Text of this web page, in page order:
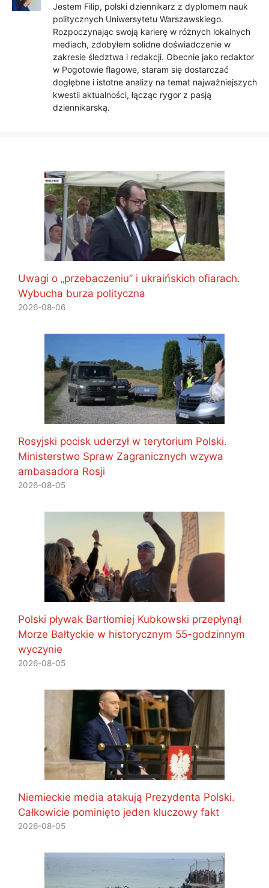
Jestem Filip, polski dziennikarz z dyplomem nauk
politycznych Uniwersytetu Warszawskiego.
Rozpoczynając swoją karierę w różnych lokalnych
mediach, zdobyłem solidne doświadczenie w
zakresie śledztwa i redakcji. Obecnie jako redaktor
w Pogotowie flagowe, staram się dostarczać
dogłębne i istotne analizy na temat najważniejszych
kwestii aktualności, łącząc rygor z pasją
dziennikarską.
Uwagi o „przebaczeniu” i ukraińskich ofiarach.
Wybucha burza polityczna
2026-08-06
Rosyjski pocisk uderzył w terytorium Polski.
Ministerstwo Spraw Zagranicznych wzywa
ambasadora Rosji
2026-08-05
Polski pływak Bartłomiej Kubkowski przepłynął
Morze Bałtyckie w historycznym 55-godzinnym
wyczynie
2026-08-05
Niemieckie media atakują Prezydenta Polski.
Całkowicie pominięto jeden kluczowy fakt
2026-08-05